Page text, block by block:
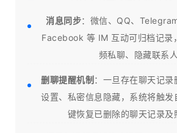
消息同步：微信、QQ、
Facebook 等 IM 互动可归档记录
频私聊、隐藏联系人
删聊提醒机制 ：一旦存在聊天记
设置、私密信息隐藏，系统将触发
键恢复已删除的聊天记录及